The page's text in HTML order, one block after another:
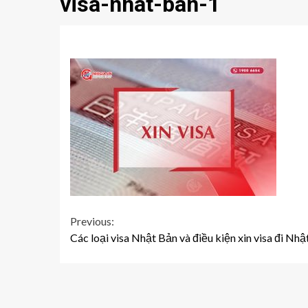
Continue
Previous:
Các loại visa Nhật Bản và điều kiện xin visa đi